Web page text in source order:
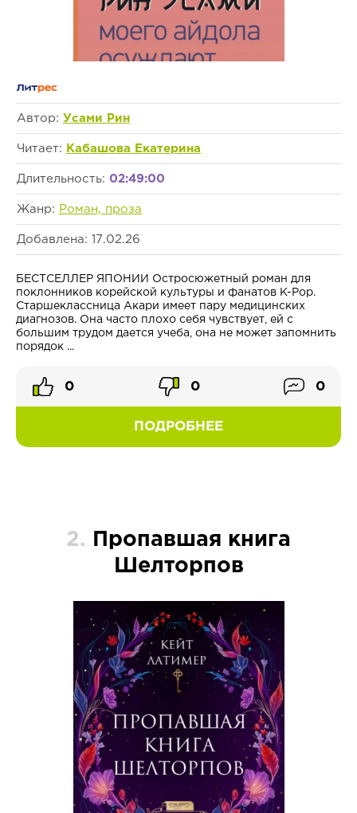
Автор: Усами Рин
Читает: Кабашова Екатерина
Длительность: 02:49:00
Жанр: Роман, проза
Добавлена: 17.02.26
БЕСТСЕЛЛЕР ЯПОНИИ Остросюжетный роман для
поклонников корейской культуры и фанатов K-Pop.
Старшеклассница Акари имеет пару медицинских
диагнозов. Она часто плохо себя чувствует, ей с
большим трудом дается учеба, она не может запомнить
порядок ...
ПОДРОБНЕЕ
0 0 0
2.
Пропавшая книга
Шелторпов